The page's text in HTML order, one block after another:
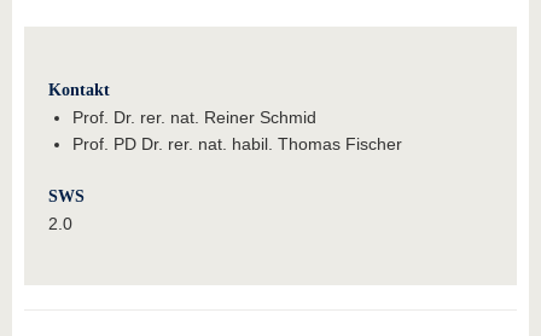
Kontakt
Prof. Dr. rer. nat. Reiner Schmid
Prof. PD Dr. rer. nat. habil. Thomas Fischer
SWS
2.0